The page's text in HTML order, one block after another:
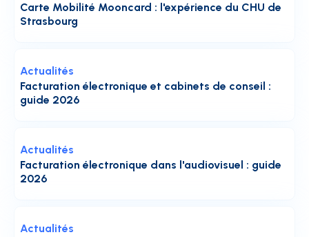
Carte Mobilité Mooncard : l'expérience du CHU de
Strasbourg
Facturation électronique et cabinets de conseil :
guide 2026
Actualités
Facturation électronique dans l'audiovisuel : guide
2026
Actualités
Actualités